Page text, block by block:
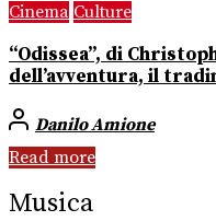
Cinema Culture
“Odissea”, di
dell’avventura, il
Danilo Amione
Read more
Musica